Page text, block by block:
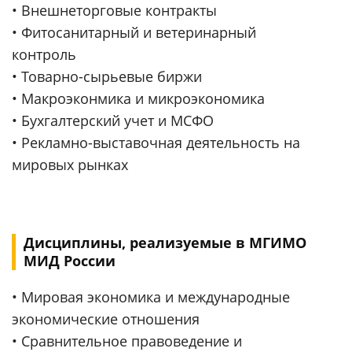
• Внешнеторговые контракты
• Фитосанитарный и ветеринарный
контроль
• Товарно-сырьевые биржи
• Макроэконмика и микроэкономика
• Бухгалтерский учет и МСФО
• Рекламно-выставочная деятельность на
мировых рынках
Дисциплины, реализуемые в МГИМО
МИД России
• Мировая экономика и международные
экономические отношения
• Сравнительное правоведение и